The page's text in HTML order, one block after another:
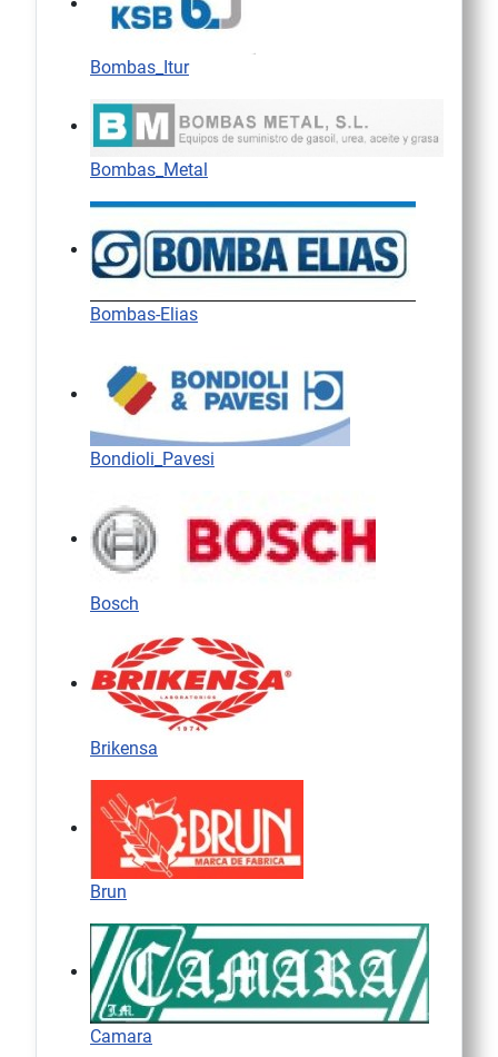
Bombas_Itur
Bombas_Metal
Bombas-Elias
Bondioli_Pavesi
Bosch
Brikensa
Brun
Camara